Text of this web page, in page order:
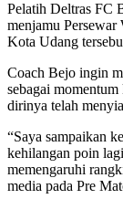
Pelatih Deltras FC
menjamu Persewar
Kota Udang
Coach Bejo ingin
sebagai
dirinya telah
“Saya sampaikan
kehilangan poin
memengaruhi
media pada Pre